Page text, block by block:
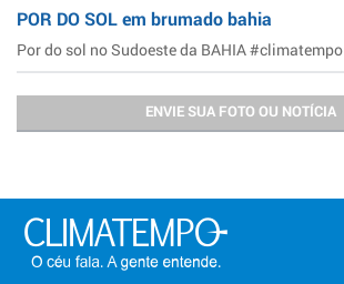
POR DO SOL em brumado bahia
Por do sol no Sudoeste da BAHIA #climatempo
ENVIE SUA FOTO OU NOTÍCIA